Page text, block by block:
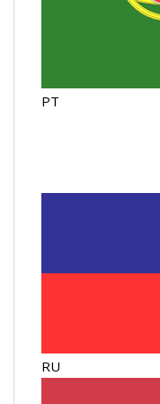
PT
RU